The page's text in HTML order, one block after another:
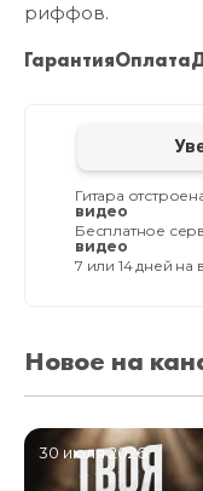
риффов.
ГарантияОплата
Гитара
видео
Бесплатное
видео
7 или 14 дней на
Новое на
30 июля 2026